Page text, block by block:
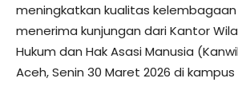
meningkatkan kualitas
menerima kunjungan dari Kantor
Hukum dan Hak Asasi Manusia
Aceh, Senin 30 Maret 2026 di